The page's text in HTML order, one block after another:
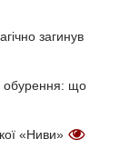
загинув
обурення: що
«Ниви»